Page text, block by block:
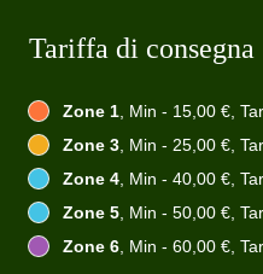
Tariffa di consegna
Zone 1, Min - 15,00 €,
Zone 3, Min - 25,00 €,
Zone 4, Min - 40,00 €,
Zone 5, Min - 50,00 €,
Zone 6, Min - 60,00 €,